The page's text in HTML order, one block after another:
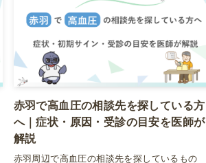
赤羽で高血圧の相談先を探している方
へ｜症状・原因・受診の目安を医師が
解説
赤羽周辺で高血圧の相談先を探しているもの